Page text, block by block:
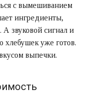
с вымешиванием
ингредиенты,
А звуковой сигнал и
хлебушек уже готов.
выпечки.